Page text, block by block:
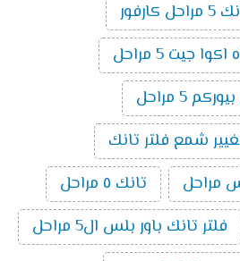
جيت 5 مراحل
5 مراحل
شمع فلتر تانك
مراحل
تانك ٥ مراحل
فلتر تانك باور بلس ال5 مراحل